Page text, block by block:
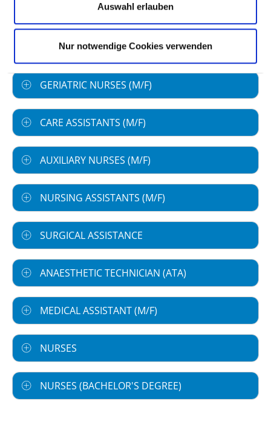
Auswahl erlauben
Nur notwendige Cookies verwenden
Out-patient care staff
0,00
In-patient care staff
74,96
GERIATRIC NURSES (M/F)
CARE ASSISTANTS (M/F)
AUXILIARY NURSES (M/F)
NURSING ASSISTANTS (M/F)
SURGICAL ASSISTANCE
ANAESTHETIC TECHNICIAN (ATA)
MEDICAL ASSISTANT (M/F)
NURSES
NURSES (BACHELOR'S DEGREE)